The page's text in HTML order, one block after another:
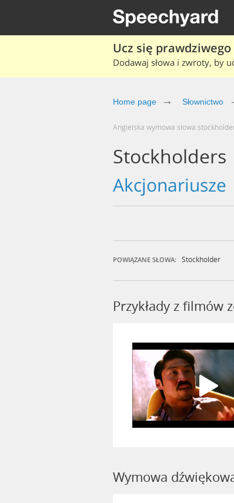
Ucz się
Dodawaj słowa i zwroty, by
Home page Słownictwo
Angielska wymowa słowa
Stockholders
akcjonariusze
POWIĄZANE SŁOWA: Stockholder
Przykłady z filmów
Wymowa